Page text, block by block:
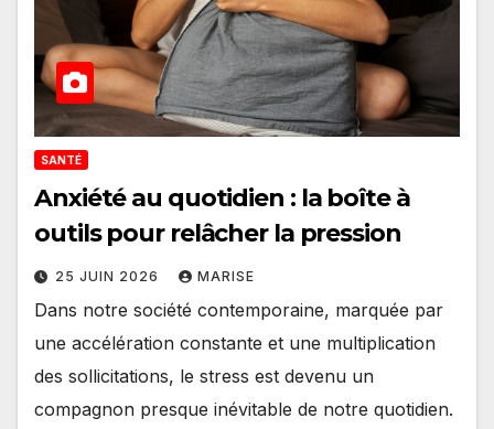
SANTÉ
Anxiété au quotidien : la boîte à
outils pour relâcher la pression
25 JUIN 2026 MARISE
Dans notre société contemporaine, marquée par
une accélération constante et une multiplication
des sollicitations, le stress est devenu un
compagnon presque inévitable de notre quotidien.